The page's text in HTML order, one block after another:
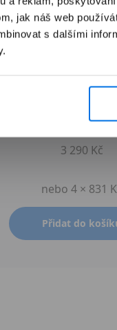
jak náš web
s dalšími
Apple Pencil
3 290 Kč
nebo 4 × 831
Přidat do